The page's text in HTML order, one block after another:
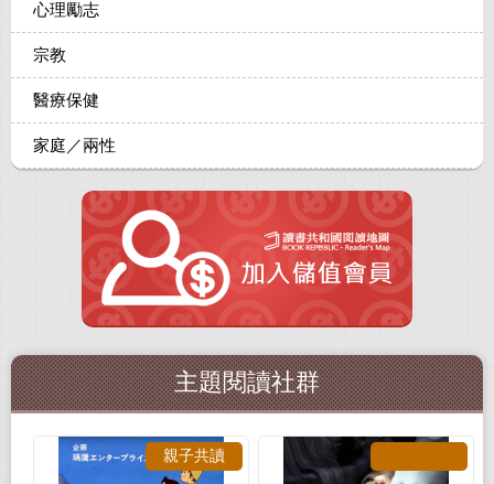
心理勵志
宗教
醫療保健
家庭／兩性
主題閱讀社群
親子共讀